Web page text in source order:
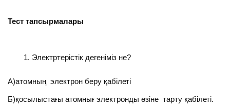
Тест тапсырмалары
Электртерістік дегеніміз не?
А)атомның электрон беру қабілеті
Б)қосылыстағы атомнығ электронды өзіне тарту қабілеті.